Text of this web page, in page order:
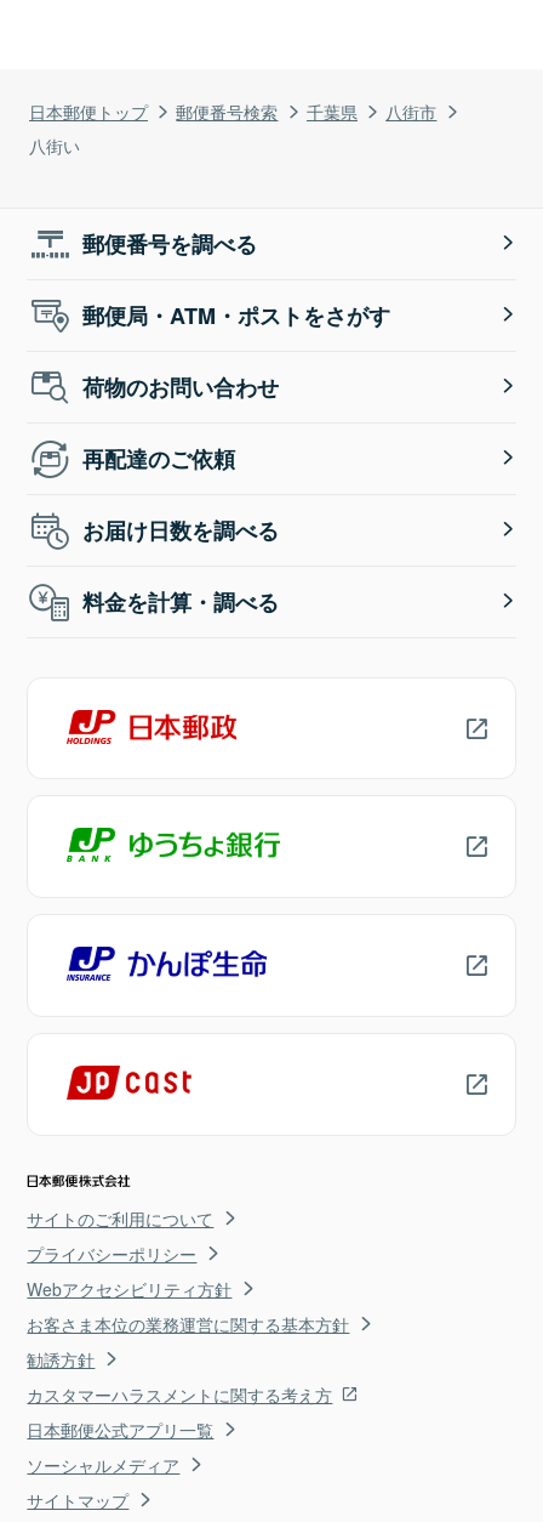
日本郵便トップ 郵便番号検索 千葉県
八街市
八街い
郵便番号を調べる
郵便局・ATM・ポストをさがす
荷物のお問い合わせ
再配達のご依頼
お届け日数を調べる
料金を計算・調べる
サイトのご利用について
プライバシーポリシー
Webアクセシビリティ方針
お客さま本位の業務運営に関する基本方針
勧誘方針
カスタマーハラスメントに関する考え方
日本郵便公式アプリ一覧
ソーシャルメディア
サイトマップ